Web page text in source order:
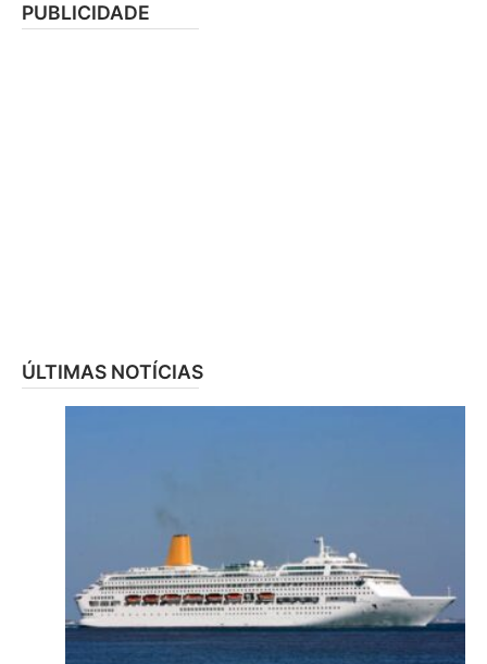
PUBLICIDADE
ÚLTIMAS NOTÍCIAS